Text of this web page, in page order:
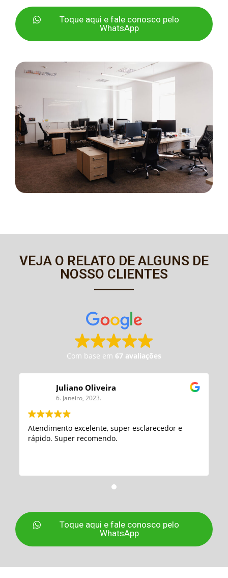
Toque aqui e fale conosco pelo
WhatsApp
VEJA O RELATO DE ALGUNS DE
NOSSO CLIENTES
Com base em 67 avaliações
Juliano Oliveira
6. Janeiro, 2023.
Atendimento excelente, super esclarecedor e
rápido. Super recomendo.
Toque aqui e fale conosco pelo
WhatsApp